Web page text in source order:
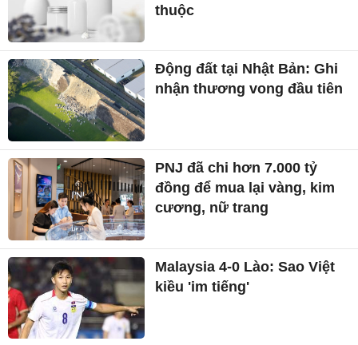
thuộc
Động đất tại Nhật Bản: Ghi
nhận thương vong đầu tiên
PNJ đã chi hơn 7.000 tỷ
đồng để mua lại vàng, kim
cương, nữ trang
Malaysia 4-0 Lào: Sao Việt
kiều 'im tiếng'